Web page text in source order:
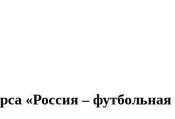
«Россия – футбольная